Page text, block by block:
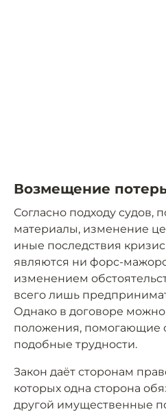
Возмещение
Согласно подходу судов,
материалы, изменение
иные последствия
являются ни форс-
изменением
всего лишь
Однако в договоре
положения, помогающие
подобные трудности.
Закон даёт сторонам
которых одна сторона
другой имущественные